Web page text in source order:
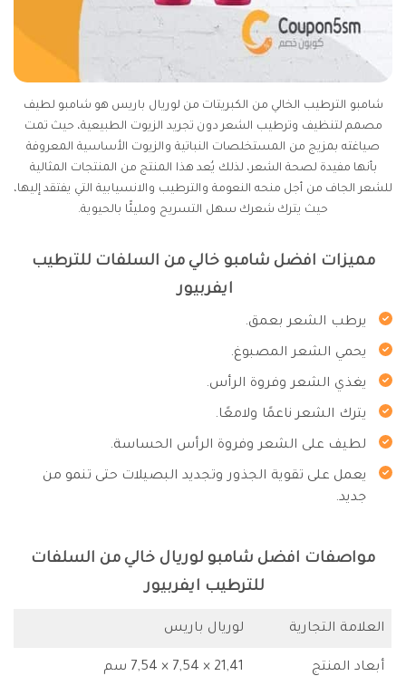
شامبو الترطيب الخالي من الكبريتات من لوريال باريس هو شامبو لطيف
مصمم لتنظيف وترطيب الشعر دون تجريد الزيوت الطبيعية، حيث تمت
صياغته بمزيج من المستخلصات النباتية والزيوت الأساسية المعروفة
بأنها مفيدة لصحة الشعر، لذلك يُعد هذا المنتج من المنتجات المثالية
للشعر الجاف من أجل منحه النعومة والترطيب والانسيابية التي يفتقد إليها،
حيث يترك شعرك سهل التسريح ومليئًا بالحيوية.
مميزات افضل شامبو خالي من السلفات للترطيب
ايفربيور
يرطب الشعر بعمق.
يحمي الشعر المصبوغ.
يغذي الشعر وفروة الرأس.
يترك الشعر ناعمًا ولامعًا.
لطيف على الشعر وفروة الرأس الحساسة.
يعمل على تقوية الجذور وتجديد البصيلات حتى تنمو من
جديد.
مواصفات افضل شامبو لوريال خالي من السلفات
للترطيب ايفربيور
العلامة التجارية لوريال باريس
أبعاد المنتج 21,41 × 7,54 × 7,54 سم